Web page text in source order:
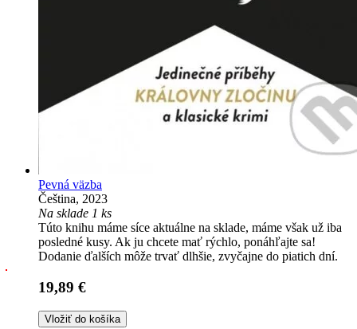
Pevná väzba
Čeština, 2023
Na sklade 1 ks
Túto knihu máme síce aktuálne na sklade, máme však už iba
posledné kusy. Ak ju chcete mať rýchlo, ponáhľajte sa!
Dodanie ďalších môže trvať dlhšie, zvyčajne do piatich dní.
19,89 €
Vložiť do košíka